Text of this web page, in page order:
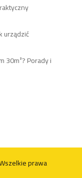
urządzić
30m²? Porady i
prawa